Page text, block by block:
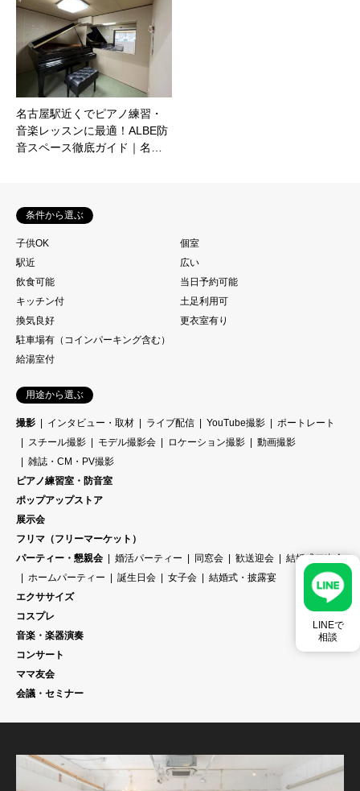
名古屋駅近くでピアノ練習・
音楽レッスンに最適！ALBE防
音スペース徹底ガイド｜名…
LINEで
相談
条件から選ぶ
子供OK
個室
駅近
広い
飲食可能
当日予約可能
キッチン付
土足利用可
換気良好
更衣室有り
駐車場有（コインパーキング含む）
給湯室付
用途から選ぶ
撮影 インタビュー・取材 ライブ配信 YouTube撮影
ポートレート
スチール撮影
モデル撮影会 ロケーション撮影
動画撮影
雑誌・CM・PV撮影
ピアノ練習室・防音室
ポップアップストア
展示会
フリマ（フリーマーケット）
パーティー・懇親会
婚活パーティー 同窓会 歓送迎会
結婚式二次会
ホームパーティー
誕生日会 女子会
結婚式・披露宴
エクササイズ
コスプレ
音楽・楽器演奏
コンサート
ママ友会
会議・セミナー